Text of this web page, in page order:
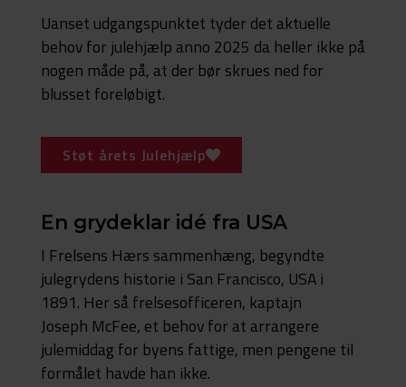
Uanset udgangspunktet tyder det aktuelle
behov for julehjælp anno 2025 da heller ikke på
nogen måde på, at der bør skrues ned for
blusset foreløbigt.
Støt årets Julehjælp
En grydeklar idé fra USA
I Frelsens Hærs sammenhæng, begyndte
julegrydens historie i San Francisco, USA i
1891. Her så frelsesofficeren, kaptajn
Joseph McFee, et behov for at arrangere
julemiddag for byens fattige, men pengene til
formålet havde han ikke.